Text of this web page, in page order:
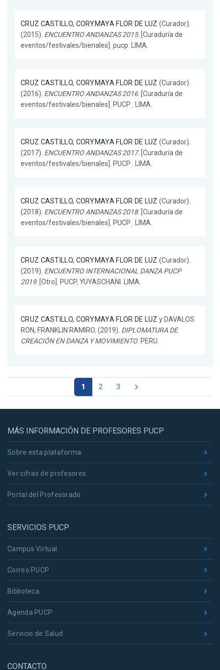
CRUZ CASTILLO, CORYMAYA FLOR DE LUZ (Curador).
(2015). ENCUENTRO ANDANZAS 2015. [Curaduría de
eventos/festivales/bienales]. pucp. LIMA.
CRUZ CASTILLO, CORYMAYA FLOR DE LUZ (Curador).
(2016). ENCUENTRO ANDANZAS 2016. [Curaduría de
eventos/festivales/bienales]. PUCP . LIMA.
CRUZ CASTILLO, CORYMAYA FLOR DE LUZ (Curador).
(2017). ENCUENTRO ANDANZAS 2017. [Curaduría de
eventos/festivales/bienales]. PUCP . LIMA.
CRUZ CASTILLO, CORYMAYA FLOR DE LUZ (Curador).
(2018). ENCUENTRO ANDANZAS 2018. [Curaduría de
eventos/festivales/bienales]. PUCP . LIMA.
CRUZ CASTILLO, CORYMAYA FLOR DE LUZ (Curador).
(2019). ENCUENTRO INTERNACIONAL DANZA PUCP
2019. [Otro]. PUCP, YUYASCHANI. LIMA.
CRUZ CASTILLO, CORYMAYA FLOR DE LUZ y DAVALOS
RON, FRANKLIN RAMIRO. (2019). DIPLOMATURA DE
CREACIÓN EN DANZA Y MOVIMIENTO. PERU.
1 2 3
MÁS INFORMACIÓN DE PROFESORES PUCP
Sobre esta plataforma
Ver cifras de profesores
Portal del Profesorado
SERVICIOS PUCP
Campus Virtual
Correo PUCP
Biblioteca
Agenda PUCP
Servicio de Salud
CONTACTO